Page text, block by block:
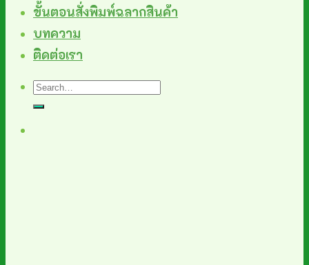
ขั้นตอนสั่งพิมพ์ฉลากสินค้า
บทความ
ติดต่อเรา